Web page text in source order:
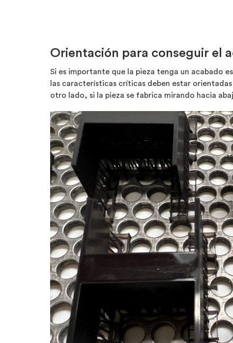
Orientación para conseguir el
Si es importante que la pieza tenga un acabado
las características críticas deben estar
otro lado, si la pieza se fabrica mirando hacia